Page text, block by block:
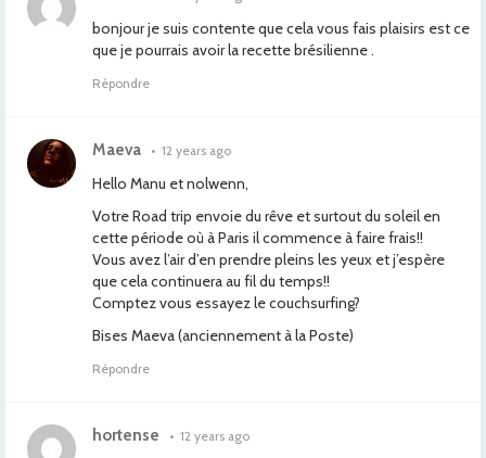
bonjour je suis contente que cela vous fais plaisirs est ce
que je pourrais avoir la recette brésilienne .
Répondre
Maeva • 12 years ago
Hello Manu et nolwenn,
Votre Road trip envoie du rêve et surtout du soleil en
cette période où à Paris il commence à faire frais!!
Vous avez l’air d’en prendre pleins les yeux et j’espère
que cela continuera au fil du temps!!
Comptez vous essayez le couchsurfing?
Bises Maeva (anciennement à la Poste)
Répondre
hortense • 12 years ago